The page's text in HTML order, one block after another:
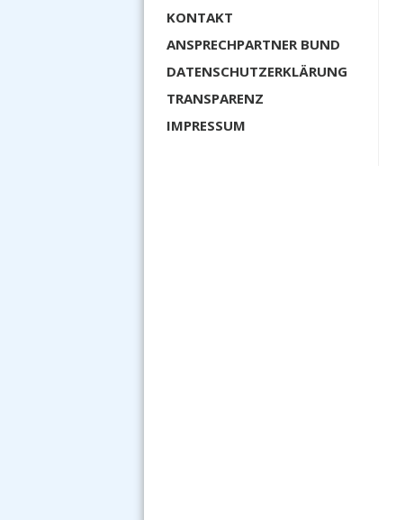
KONTAKT
ANSPRECHPARTNER BUND
DATENSCHUTZERKLÄRUNG
TRANSPARENZ
IMPRESSUM